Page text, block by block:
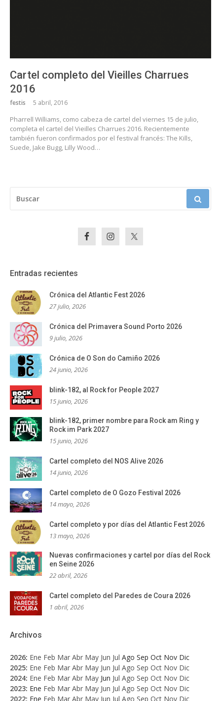
Cartel completo del Vieilles Charrues
2016
festis 5 abril, 2016
Pharrell Williams, como cabeza de cartel del viernes 15 de julio,
completa el cartel del Vieilles Charrues 2016. Recientemente
también fueron confirmados por el festival francés: The Kills,
Suede, Jake Bugg, Lilly Wood…
Entradas recientes
Crónica del Atlantic Fest 2026
27 julio, 2026
Crónica del Primavera Sound Porto 2026
9 julio, 2026
Crónica de O Son do Camiño 2026
24 junio, 2026
blink-182, al Rock for People 2027
15 junio, 2026
blink-182, primer nombre para Rock am Ring y
Rock im Park 2027
15 junio, 2026
Cartel completo del NOS Alive 2026
14 junio, 2026
Cartel completo de O Gozo Festival 2026
14 mayo, 2026
Cartel completo y por días del Atlantic Fest 2026
13 mayo, 2026
Nuevas confirmaciones y cartel por días del Rock
en Seine 2026
22 abril, 2026
Cartel completo del Paredes de Coura 2026
1 abril, 2026
Archivos
2026: Ene Feb Mar Abr May Jun Jul Ago Sep Oct Nov Dic
2025: Ene Feb Mar Abr May Jun Jul Ago Sep Oct Nov Dic
2024: Ene Feb Mar Abr May Jun Jul Ago Sep Oct Nov Dic
2023: Ene Feb Mar Abr May Jun Jul Ago Sep Oct Nov Dic
2022: Ene Feb Mar Abr May Jun Jul Ago Sep Oct Nov Dic